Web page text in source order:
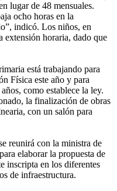
lugar de 48 mensuales.
ocho horas en la
indicó. Los niños, en
extensión horaria, dado que
está trabajando para
Física este año y para
como establece la ley.
la finalización de obras
con un salón para
reunirá con la ministra de
elaborar la propuesta de
inscripta en los diferentes
de infraestructura.